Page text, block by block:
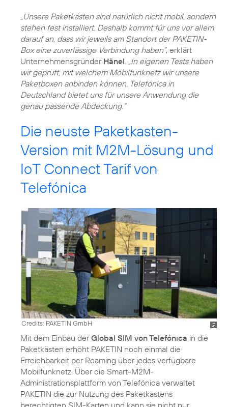
„Unsere Paketkästen sind natürlich nicht mobil, sondern
stehen fest installiert. Deshalb kommt für uns vor allem
darauf an, dass wir jeweils am Standort der PAKETIN-
Box eine zuverlässige Verbindung haben“, erklärt
Unternehmensgründer Hänel. „In eigenen Tests haben
wir geprüft, mit welchem Mobilfunknetz wir unsere
Paketboxen anbinden können. Telefónica in
Deutschland bietet uns für unsere Anwendung die
genau passende Abdeckung.“
Die neuste Paketkasten-
Version mit M2M-Lösung und
IoT Connect Tarif von
Telefónica
Credits: PAKETIN GmbH
Mit dem Einbau derGlobal SIM von Telefónica in die
Paketkästen erhöht PAKETIN noch einmal die
Erreichbarkeit per Roaming über jedes verfügbare
Mobilfunknetz. Über die Smart-M2M-
Administrationsplattform von Telefónica verwaltet
PAKETIN die zur Nutzung des Paketkastens
berechtigten SIM-Karten und kann sie nicht nur